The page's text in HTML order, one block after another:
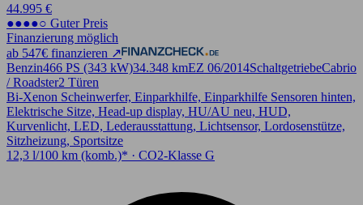
44.995 €
●●●●○ Guter Preis
Finanzierung möglich
ab 547€ finanzieren ↗
Benzin466 PS (343 kW)34.348 kmEZ 06/2014SchaltgetriebeCabrio
/ Roadster2 Türen
Bi-Xenon Scheinwerfer, Einparkhilfe, Einparkhilfe Sensoren hinten,
Elektrische Sitze, Head-up display, HU/AU neu, HUD,
Kurvenlicht, LED, Lederausstattung, Lichtsensor, Lordosenstütze,
Sitzheizung, Sportsitze
12,3 l/100 km (komb.)* · CO2-Klasse G